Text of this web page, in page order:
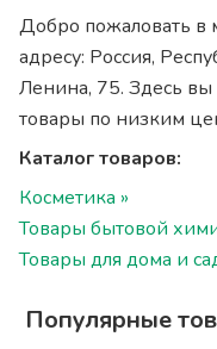
Добро пожаловать в
адресу: Россия,
Ленина, 75. Здесь вы
товары по низким
Каталог товаров:
Косметика »
Товары бытовой
Товары для дома и
Популярные